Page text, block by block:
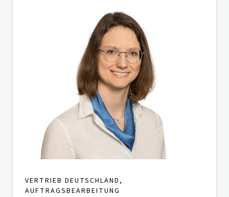
VERTRIEB DEUTSCHLAND,
AUFTRAGSBEARBEITUNG